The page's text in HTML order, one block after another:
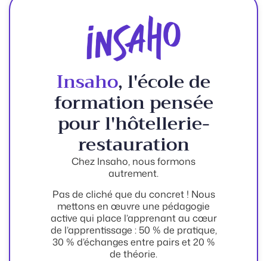
Insaho, l'école de
formation pensée
pour l'hôtellerie-
restauration
Chez Insaho, nous formons
autrement.
Pas de cliché que du concret ! Nous
mettons en œuvre une pédagogie
active qui place l’apprenant au cœur
de l’apprentissage : 50 % de pratique,
30 % d’échanges entre pairs et 20 %
de théorie.